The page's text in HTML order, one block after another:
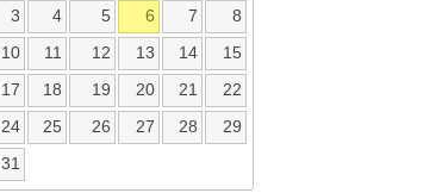
3 4 5 6 7
8
10 11 12 13 14
15
17 18 19 20 21
22
24 25 26 27 28
29
31